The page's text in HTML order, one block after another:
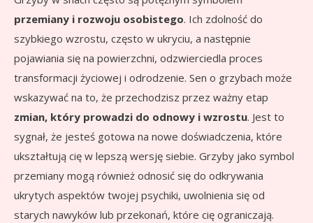
przemiany i rozwoju osobistego. Ich zdolność do
szybkiego wzrostu, często w ukryciu, a następnie
pojawiania się na powierzchni, odzwierciedla proces
transformacji życiowej i odrodzenie. Sen o grzybach może
wskazywać na to, że przechodzisz przez ważny etap
zmian, który prowadzi do odnowy i wzrostu. Jest to
sygnał, że jesteś gotowa na nowe doświadczenia, które
ukształtują cię w lepszą wersję siebie. Grzyby jako symbol
przemiany mogą również odnosić się do odkrywania
ukrytych aspektów twojej psychiki, uwolnienia się od
starych nawyków lub przekonań, które cię ograniczają.